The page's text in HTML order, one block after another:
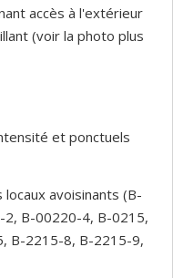
accès à l'extérieur
(voir la photo plus
et ponctuels
avoisinants (B-
B-00220-4, B-0215,
B-2215-8, B-2215-9,